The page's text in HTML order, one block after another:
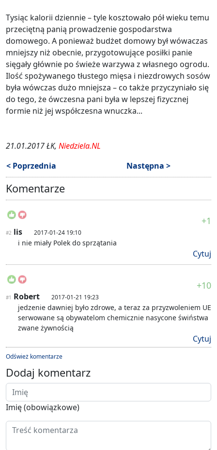
Tysiąc kalorii dziennie – tyle kosztowało pół wieku temu
przeciętną panią prowadzenie gospodarstwa
domowego. A ponieważ budżet domowy był wówaczas
mniejszy niż obecnie, przygotowujące posiłki panie
sięgały głównie po świeże warzywa z własnego ogrodu.
Ilość spożywanego tłustego mięsa i niezdrowych sosów
była wówczas dużo mniejsza – co także przyczyniało się
do tego, że ówczesna pani była w lepszej fizycznej
formie niż jej współczesna wnuczka...
21.01.2017 ŁK, Niedziela.NL
< Poprzednia
Następna >
Komentarze
+1
#2 lis 2017-01-24 19:10
i nie miały Polek do sprzątania
Cytuj
+10
#1 Robert 2017-01-21 19:23
jedzenie dawniej było zdrowe, a teraz za przyzwoleniem UE
serwowane są obywatelom chemicznie nasycone świństwa
zwane żywnością
Cytuj
Odśwież komentarze
Dodaj komentarz
Imię (obowiązkowe)